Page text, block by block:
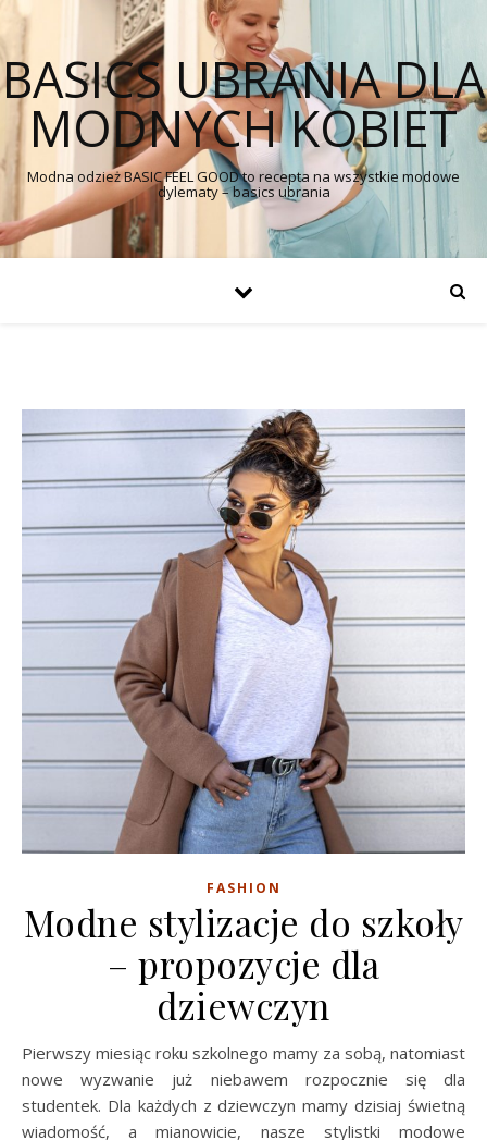
BASICS UBRANIA DLA
MODNYCH KOBIET
Modna odzież BASIC FEEL GOOD to recepta na wszystkie modowe
dylematy – basics ubrania
FASHION
Modne stylizacje do szkoły
– propozycje dla
dziewczyn
Pierwszy miesiąc roku szkolnego mamy za sobą, natomiast
nowe wyzwanie już niebawem rozpocznie się dla
studentek. Dla każdych z dziewczyn mamy dzisiaj świetną
wiadomość, a mianowicie, nasze stylistki modowe